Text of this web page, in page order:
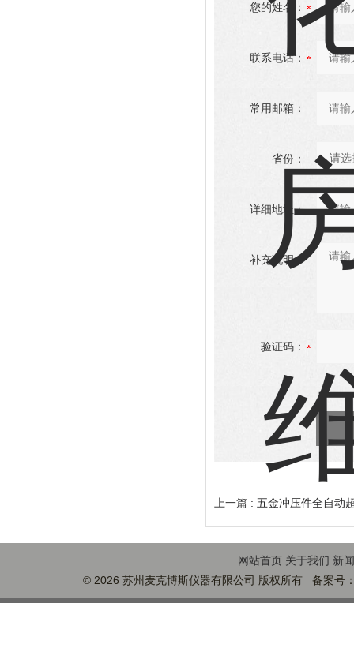
您的姓名：
联系电话：
常用邮箱：
省份：
详细地址：
补充说明：
验证码：
上一篇 : 五金冲压件全自动
网站首页 关于我们 新
© 2026 苏州麦克博斯仪器有限公司 版权所有 备案号